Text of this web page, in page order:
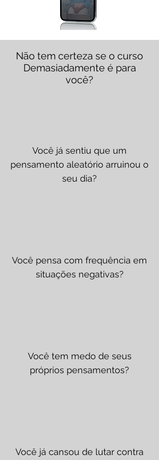
Não tem certeza se o curso
Demasiadamente é para
você?
Você já sentiu que um
pensamento aleatório arruinou o
seu dia?
Você pensa com frequência em
situações negativas?
Você tem medo de seus
próprios pensamentos?
Você já cansou de lutar contra